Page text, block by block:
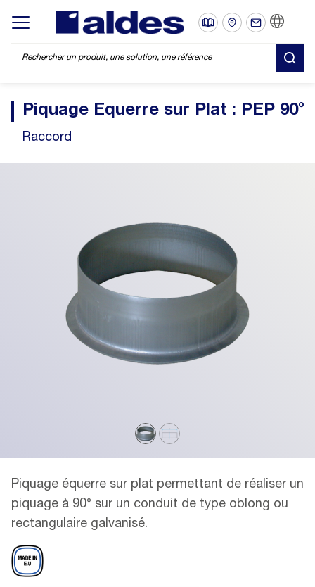
Display/hide main menu
Piquage Equerre sur Plat : PEP 90°
Raccord
Piquage équerre sur plat permettant de réaliser un
piquage à 90° sur un conduit de type oblong ou
rectangulaire galvanisé.